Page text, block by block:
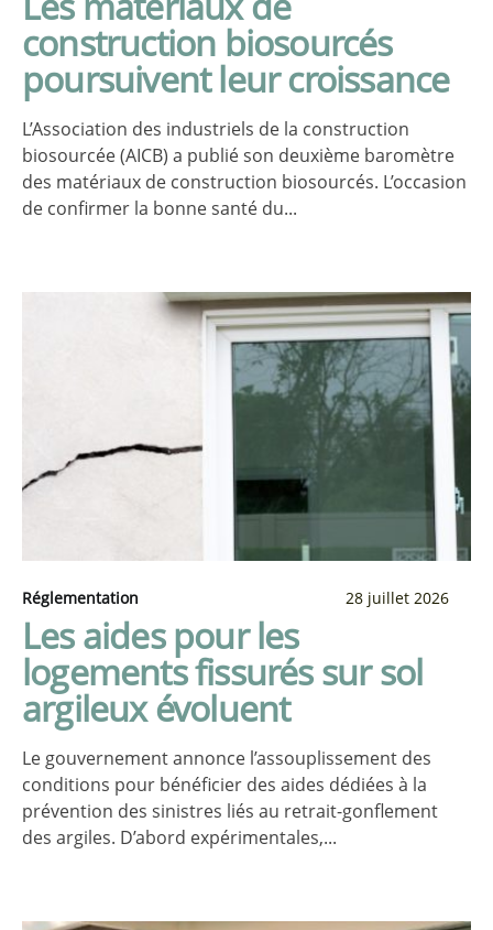
construction biosourcés
poursuivent leur croissance
L’Association des industriels de la construction
biosourcée (AICB) a publié son deuxième baromètre
des matériaux de construction biosourcés. L’occasion
de confirmer la bonne santé du...
Réglementation 28 juillet 2026
Les aides pour les
logements fissurés sur sol
argileux évoluent
Le gouvernement annonce l’assouplissement des
conditions pour bénéficier des aides dédiées à la
prévention des sinistres liés au retrait-gonflement
des argiles. D’abord expérimentales,...